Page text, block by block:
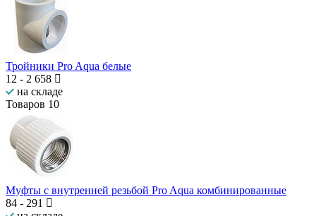
Тройники Pro Aqua белые
12 - 2 658
на складе
Товаров 10
Муфты с внутренней резьбой Pro Aqua комбинированные
84 - 291